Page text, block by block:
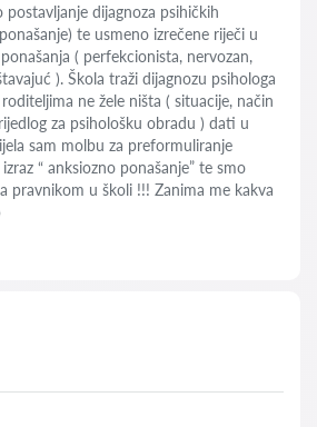
postavljanje dijagnoza psihičkih
te usmeno izrečene riječi u
( perfekcionista, nervozan,
). Škola traži dijagnozu psihologa
ne žele ništa ( situacije, način
za psihološku obradu ) dati u
sam molbu za preformuliranje
“ anksiozno ponašanje” te smo
pravnikom u školi !!! Zanima me kakva